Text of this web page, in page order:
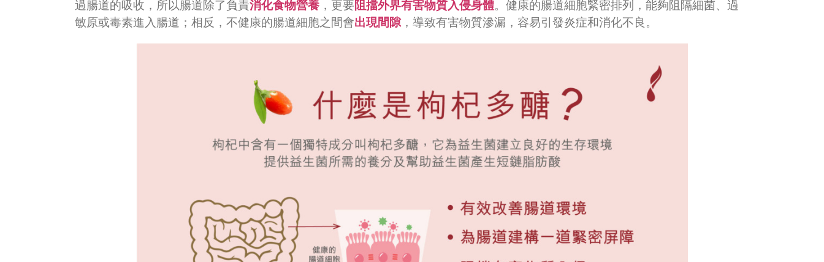
過腸道的吸收，所以腸道除了負責消化食物營養 ，更要阻擋外界有害物質入侵身體。健康的腸道細胞緊密排列，能夠阻隔細菌、過
敏原或毒素進入腸道；相反，不健康的腸道細胞之間會出現間隙，導致有害物質滲漏，容易引發炎症和消化不良。